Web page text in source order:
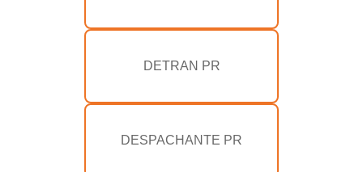
DETRAN PR
DESPACHANTE PR